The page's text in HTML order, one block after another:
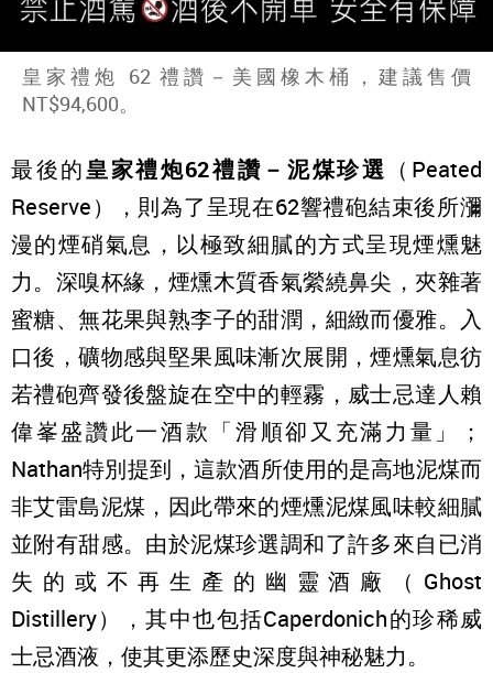
皇家禮炮 62 禮讚－美國橡木桶，建議售價
NT$94,600。
最後的皇家禮炮62禮讚－泥煤珍選 （Peated
Reserve），則為了呈現在62響禮砲結束後所瀰
漫的煙硝氣息，以極致細膩的方式呈現煙燻魅
力。深嗅杯緣，煙燻木質香氣縈繞鼻尖，夾雜著
蜜糖、無花果與熟李子的甜潤，細緻而優雅。入
口後，礦物感與堅果風味漸次展開，煙燻氣息彷
若禮砲齊發後盤旋在空中的輕霧，威士忌達人賴
偉峯盛讚此一酒款「滑順卻又充滿力量」；
Nathan特別提到，這款酒所使用的是高地泥煤而
非艾雷島泥煤，因此帶來的煙燻泥煤風味較細膩
並附有甜感。由於泥煤珍選調和了許多來自已消
失的或不再生產的幽靈酒廠（Ghost
Distillery），其中也包括Caperdonich的珍稀威
士忌酒液，使其更添歷史深度與神秘魅力。